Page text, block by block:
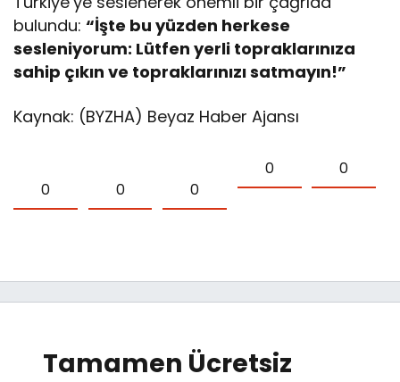
bulundu:“İşte bu yüzden herkese
sesleniyorum: Lütfen yerli topraklarınıza
sahip çıkın ve topraklarınızı satmayın!”
Kaynak: (BYZHA) Beyaz Haber Ajansı
0 0 0
0 0
Tamamen Ücretsiz